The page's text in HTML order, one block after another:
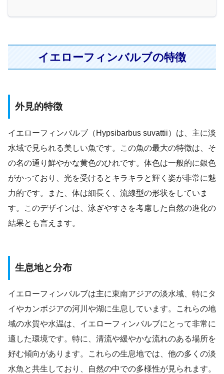
イエローフィンバルブの特徴
外見的特徴
イエローフィンバルブ（Hypsibarbus suvattii）は、主に淡
水域で見られる美しい魚です。この魚の最大の特徴は、そ
の名の通り鮮やかな黄色のひれです。体色は一般的に銀色
がかっており、光を受けるとキラキラと輝く姿が非常に魅
力的です。また、体は細長く、流線型の形状をしていま
す。このデザインは、泳ぎやすさを考慮した自然の進化の
結果とも言えます。
生息地と分布
イエローフィンバルブは主に東南アジアの淡水域、特にタ
イやカンボジアの河川や湖に生息しています。これらの地
域の水質や水温は、イエローフィンバルブにとって非常に
適した環境です。特に、清流や緩やかな流れのある場所を
好む傾向があります。これらの生息地では、他の多くの淡
水魚と共生しており、自然の中での多様性が見られます。